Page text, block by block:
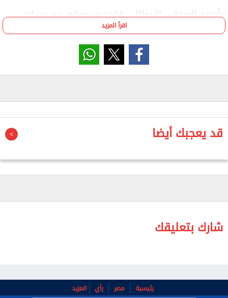
وأوضح الصحفي الإيطالي فابريزيو رومانو، عبر حسابه
الرسمي على منصة «إكس»، أن ليفاندوفسكي لم يتوصل
حتى الآن إلى أي اتفاق مع نادي الهلال، نافيًا ما تم
تداوله حول حسم الصفقة أو اقترابها من الإتمام.
الدوري السعودي للمحترفين والدوري الأمريكي لكرة
مستقبله بعناية قبل اتخاذ قراره النهائي.
الجاري، في وقت لم تُفتح فيه حتى الآن أي مفاوضات
رسمية لتجديد التعاقد، ما يفتح الباب أمام احتمالات رحيله
اقرأ المزيد
قد يعجبك أيضا
شارك بتعليقك
رئيسية مصر رأي المزيد